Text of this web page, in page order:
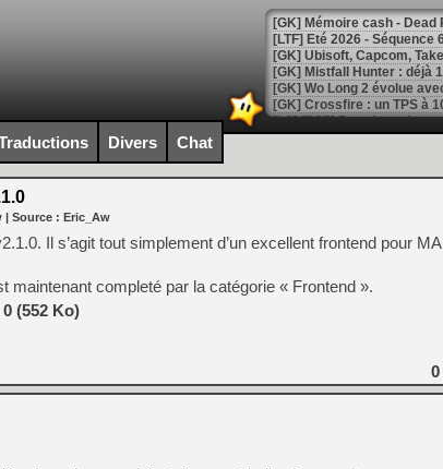
[LTF] Eté 2026 - Séquence
[GK] Mistfall Hunter : déjà
[GK] Wo Long 2 évolue
[GK] Crossfire : un TPS à
[LS] [PS5] Premiers
[Mo5] DOOM arrive en
[GK] Bethesda fête les 30
[GK] Roblox : l'action en
[GK] Agenda - GeForce
[LS] [PS5] ps5-y2jb-
[GK] Pourquoi Marvel
[GK] Test : Restory : Chill
[GK] GTA 6 : Rockstar
[GK] Hot Wheels Infinite
Divers Chat
| Source : Eric_Aw
Il s’agit tout simplement d’un excellent frontend pour
maintenant completé par la catégorie « Frontend ».
(552 Ko)
0